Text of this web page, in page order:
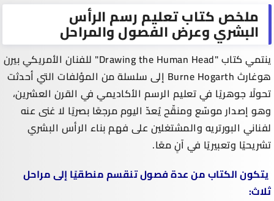
ملخص كتاب تعليم رسم الرأس
البشري وعرض الفصول والمراحل
ينتمي كتاب "Drawing the Human Head" للفنان الأمريكي بيرن
هوغارث Burne Hogarth إلى سلسلة من المؤلفات التي أحدثت
تحولًا جوهريًا في تعليم الرسم الأكاديمي في القرن العشرين،
وهو إصدار موسّع ومنقّح يُعدّ اليوم مرجعًا بصريًا لا غنى عنه
لفناني البورتريه والمشتغلين على فهم بناء الرأس البشري
تشريحيًا وتعبيريًا في آنٍ معًا.
يتكون الكتاب من عدة فصول تنقسم منطقيًا إلى مراحل
ثلاث: